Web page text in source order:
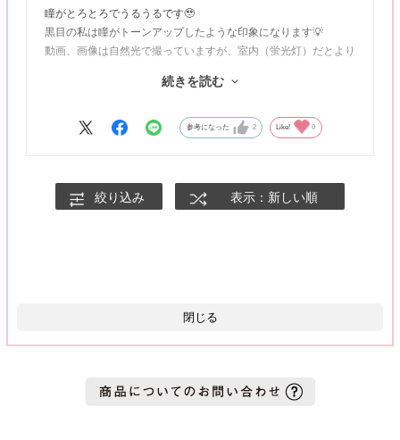
瞳がとろとろでうるうるです🥹
黒目の私は瞳がトーンアップしたような印象になります💡
動画、画像は自然光で撮っていますが、室内（蛍光灯）だとより
続きを読む
参考になった 2 Like! 0
絞り込み 表示：新しい順
閉じる